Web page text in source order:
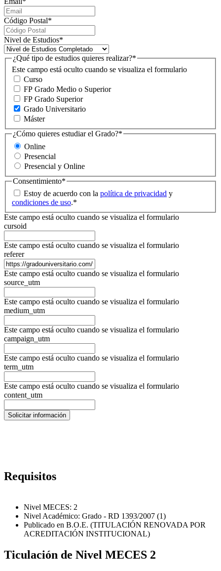
Código Postal*
Nivel de Estudios*
Este campo está oculto cuando se visualiza el formulario
¿Qué tipo de estudios quieres realizar?*
Curso
FP Grado Medio o Superior
FP Grado Superior
Grado Universitario
Máster
¿Cómo quieres estudiar el Grado?*
Online
Presencial
Presencial y Online
Consentimiento*
Estoy de acuerdo con la política de privacidad y
condiciones de uso.*
Este campo está oculto cuando se visualiza el formulario
cursoid
Este campo está oculto cuando se visualiza el formulario
referer
Este campo está oculto cuando se visualiza el formulario
source_utm
Este campo está oculto cuando se visualiza el formulario
medium_utm
Este campo está oculto cuando se visualiza el formulario
campaign_utm
Este campo está oculto cuando se visualiza el formulario
term_utm
Este campo está oculto cuando se visualiza el formulario
content_utm
Requisitos
Nivel MECES: 2
Nivel Académico: Grado - RD 1393/2007 (1)
Publicado en B.O.E. (TITULACIÓN RENOVADA POR
ACREDITACIÓN INSTITUCIONAL)
Ticulación de Nivel MECES 2